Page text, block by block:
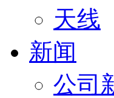
天线
新闻
公司